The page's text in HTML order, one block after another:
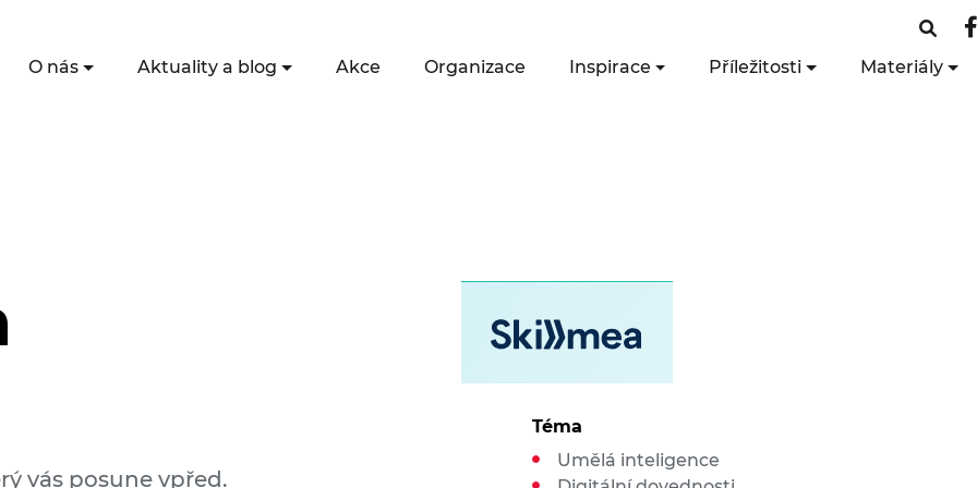
O nás Aktuality a blog Akce Organizace Inspirace Příležitosti Materiály
vás posune vpřed.
Téma
Umělá inteligence